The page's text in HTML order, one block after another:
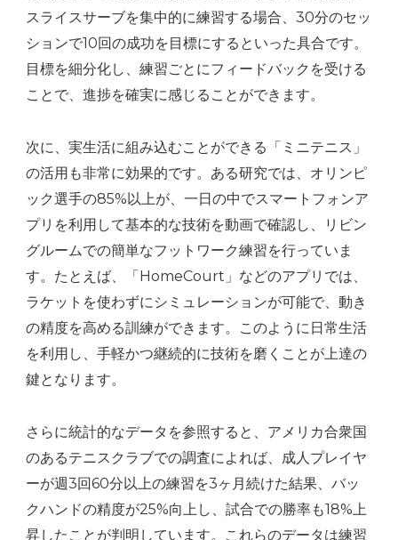
スライスサーブを集中的に練習する場合、30分のセッ
ションで10回の成功を目標にするといった具合です。
目標を細分化し、練習ごとにフィードバックを受ける
ことで、進捗を確実に感じることができます。
次に、実生活に組み込むことができる「ミニテニス」
の活用も非常に効果的です。ある研究では、オリンピ
ック選手の85%以上が、一日の中でスマートフォンア
プリを利用して基本的な技術を動画で確認し、リビン
グルームでの簡単なフットワーク練習を行っていま
す。たとえば、「HomeCourt」などのアプリでは、
ラケットを使わずにシミュレーションが可能で、動き
の精度を高める訓練ができます。このように日常生活
を利用し、手軽かつ継続的に技術を磨くことが上達の
鍵となります。
さらに統計的なデータを参照すると、アメリカ合衆国
のあるテニスクラブでの調査によれば、成人プレイヤ
ーが週3回60分以上の練習を3ヶ月続けた結果、バッ
クハンドの精度が25%向上し、試合での勝率も18%上
昇したことが判明しています。これらのデータは練習